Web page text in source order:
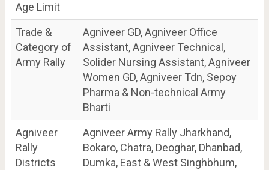
Age Limit
Trade &
Category of
Army Rally
Agniveer GD, Agniveer Office
Assistant, Agniveer Technical,
Solider Nursing Assistant, Agniveer
Women GD, Agniveer Tdn, Sepoy
Pharma & Non-technical Army
Bharti
Agniveer
Rally
Districts
Agniveer Army Rally Jharkhand,
Bokaro, Chatra, Deoghar, Dhanbad,
Dumka, East & West Singhbhum,